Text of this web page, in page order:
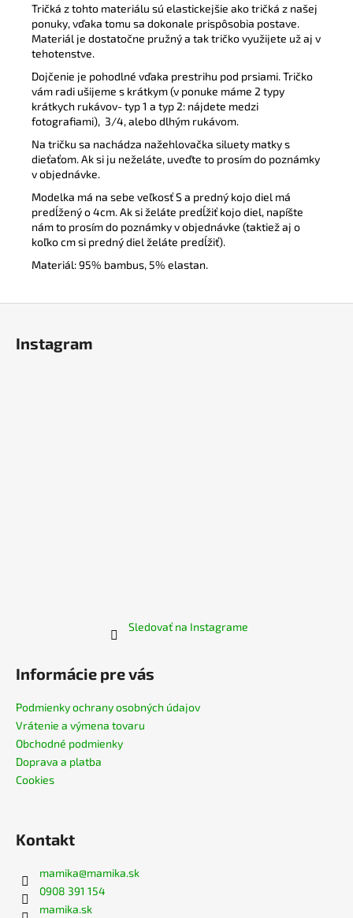
Tričká z tohto materiálu sú elastickejšie ako tričká z našej
ponuky, vďaka tomu sa dokonale prispôsobia postave.
Materiál je dostatočne pružný a tak tričko využijete už aj v
tehotenstve.
Dojčenie je pohodlné vďaka prestrihu pod prsiami. Tričko
vám radi ušijeme s krátkym (v ponuke máme 2 typy
krátkych rukávov- typ 1 a typ 2: nájdete medzi
fotografiami), 3/4, alebo dlhým rukávom.
Na tričku sa nachádza nažehlovačka siluety matky s
dieťaťom. Ak si ju neželáte, uveďte to prosím do poznámky
v objednávke.
Modelka má na sebe veľkosť S a predný kojo diel má
predĺžený o 4cm. Ak si želáte predĺžiť kojo diel, napíšte
nám to prosím do poznámky v objednávke (taktiež aj o
koľko cm si predný diel želáte predĺžiť).
Materiál: 95% bambus, 5% elastan.
Instagram
Sledovať na Instagrame
Informácie pre vás
Podmienky ochrany osobných údajov
Vrátenie a výmena tovaru
Obchodné podmienky
Doprava a platba
Cookies
Kontakt
mamika@mamika.sk
0908 391 154
mamika.sk